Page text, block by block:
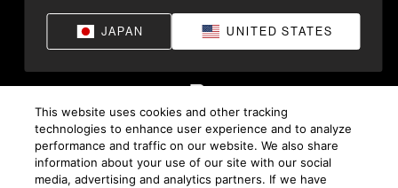
JAPAN UNITED STATES
This website uses cookies and other tracking
technologies to enhance user experience and to analyze
performance and traffic on our website. We also share
information about your use of our site with our social
media, advertising and analytics partners. If we have